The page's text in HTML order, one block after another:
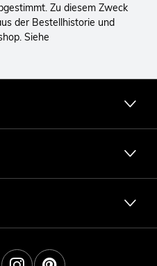
Zu diesem Zweck
der Bestellhistorie und
Siehe